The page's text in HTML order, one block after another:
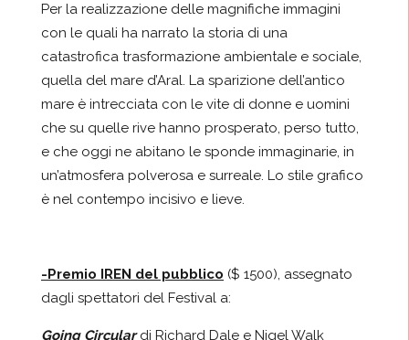
Per la realizzazione delle magnifiche immagini
con le quali ha narrato la storia di una
catastrofica trasformazione ambientale e sociale,
quella del mare d’Aral. La sparizione dell’antico
mare è intrecciata con le vite di donne e uomini
che su quelle rive hanno prosperato, perso tutto,
e che oggi ne abitano le sponde immaginarie, in
un’atmosfera polverosa e surreale. Lo stile grafico
è nel contempo incisivo e lieve.
-Premio IREN del pubblico ($ 1500), assegnato
dagli spettatori del Festival a:
Going Circulardi Richard Dale e Nigel Walk